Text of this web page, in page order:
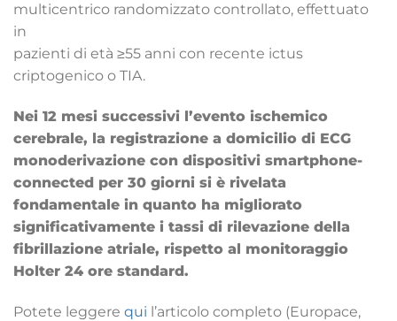
multicentrico randomizzato controllato, effettuato
in
pazienti di età ≥55 anni con recente ictus
criptogenico o TIA.
Nei 12 mesi successivi l’evento ischemico
cerebrale, la registrazione a domicilio di ECG
monoderivazione con dispositivi smartphone-
connected per 30 giorni si è rivelata
fondamentale in quanto ha migliorato
significativamente i tassi di rilevazione della
fibrillazione atriale, rispetto al monitoraggio
Holter 24 ore standard.
Potete leggere qui l’articolo completo (Europace,